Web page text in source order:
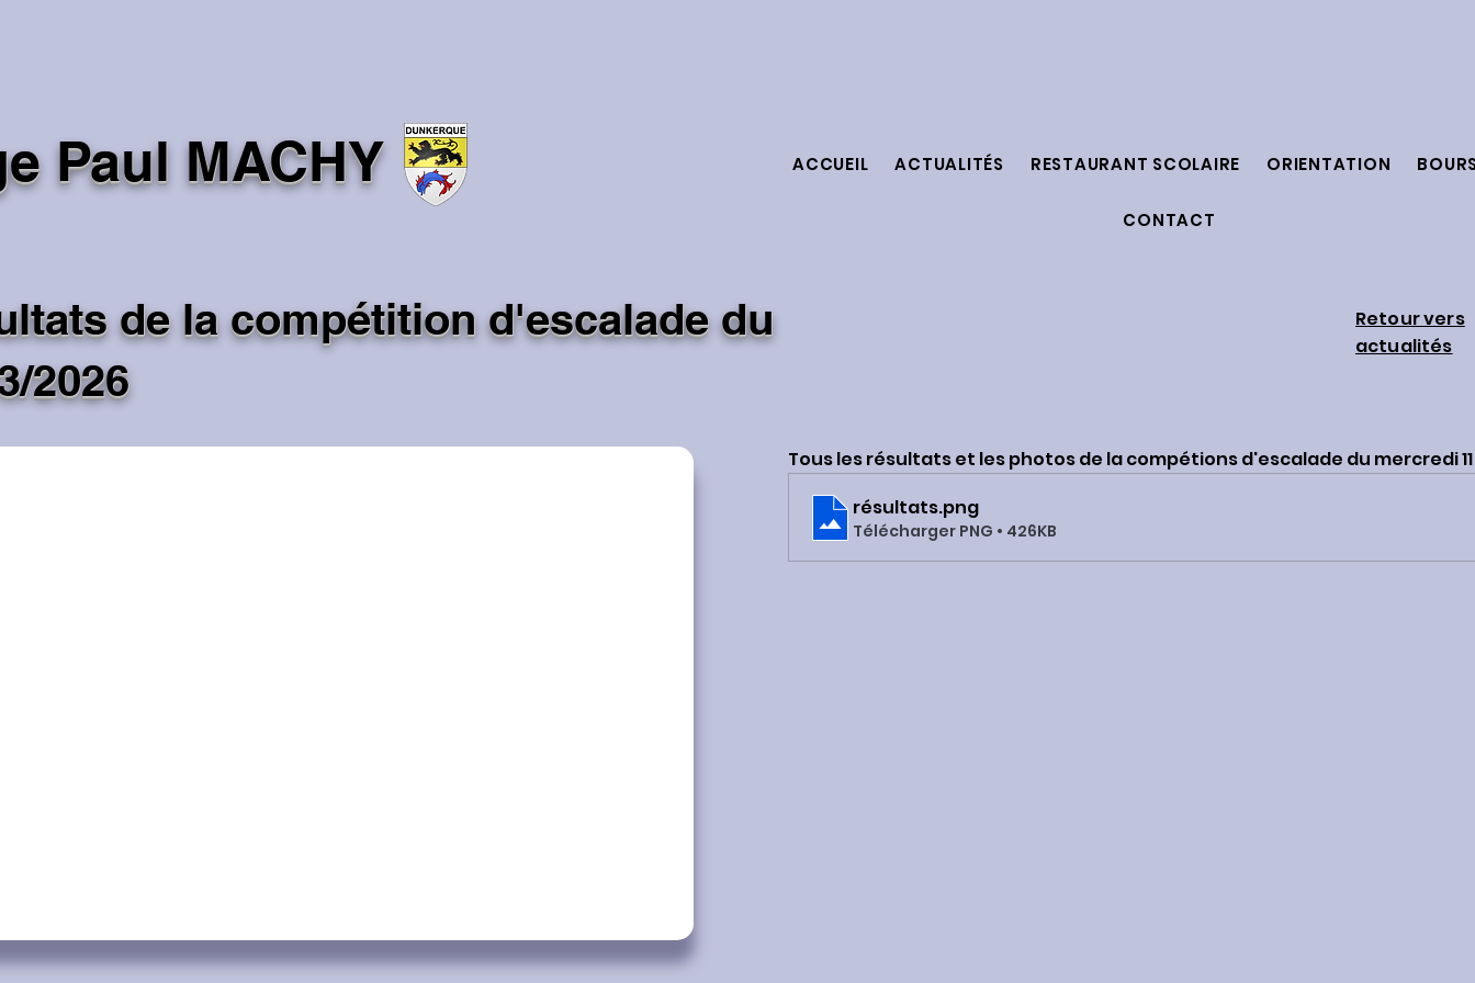
de la compétition d'escalade du
2026
Retour vers
actualités
Tous les résultats et les photos de la compétions d'escalade du mercredi 11
résultats.png
Télécharger PNG • 426KB
Paul MACHY ACCUEIL ACTUALITÉS RESTAURANT SCOLAIRE ORIENTATION
CONTACT